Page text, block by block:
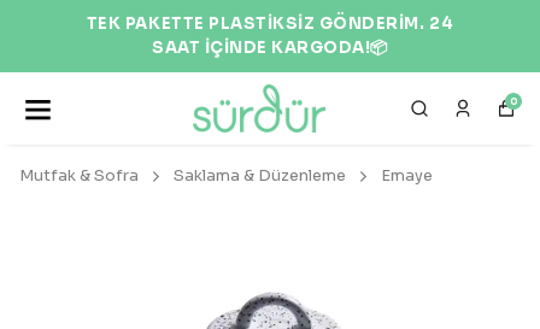
TEK PAKETTE PLASTİKSİZ GÖNDERİM. 24
SAAT İÇİNDE KARGODA!📦
0
Mutfak & Sofra Saklama & Düzenleme Emaye